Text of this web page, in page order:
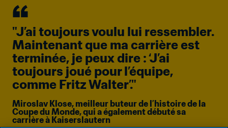
"J’ai toujours voulu lui ressembler.
Maintenant que ma carrière est
terminée, je peux dire : ‘J’ai
toujours joué pour l’équipe,
comme Fritz Walter’."
Miroslav Klose, meilleur buteur de l’histoire de la
Coupe du Monde, qui a également débuté sa
carrière à Kaiserslautern